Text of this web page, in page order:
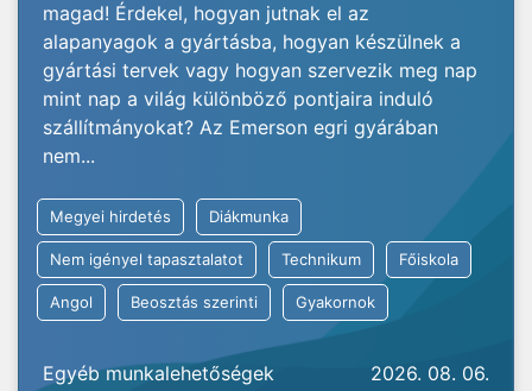
magad! Érdekel, hogyan jutnak el az
alapanyagok a gyártásba, hogyan készülnek a
gyártási tervek vagy hogyan szervezik meg nap
mint nap a világ különböző pontjaira induló
szállítmányokat? Az Emerson egri gyárában
nem...
Megyei hirdetés Diákmunka
Nem igényel tapasztalatot Technikum Főiskola
Angol Beosztás szerinti Gyakornok
Egyéb munkalehetőségek 2026. 08. 06.